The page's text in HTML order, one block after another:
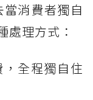
消費者獨自
處理方式：
全程獨自住